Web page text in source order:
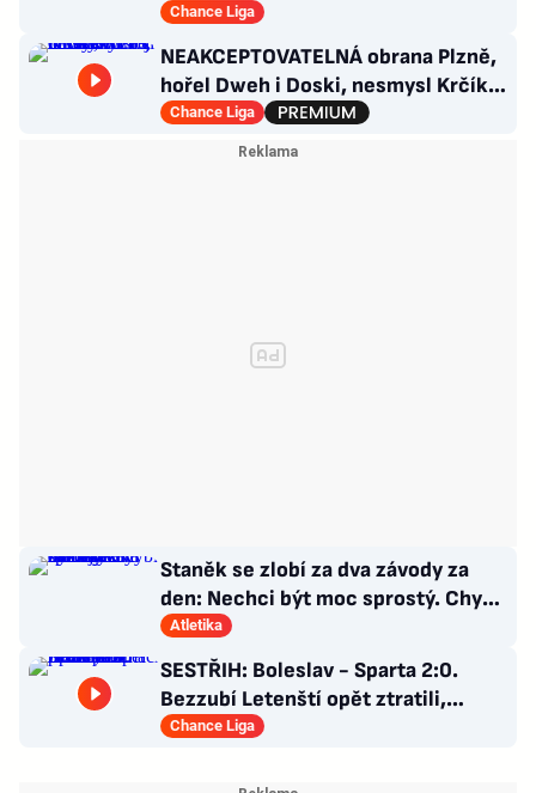
postavit na mladých
Chance Liga
NEAKCEPTOVATELNÁ obrana Plzně,
hořel Dweh i Doski, nesmysl Krčíka.
Ustojí to Hyský?
Chance Liga
Staněk se zlobí za dva závody za
den: Nechci být moc sprostý. Chybí
nám styčný důstojník
Atletika
SESTŘIH: Boleslav - Sparta 2:0.
Bezzubí Letenští opět ztratili,
domácí rozhodli v první půli
Chance Liga